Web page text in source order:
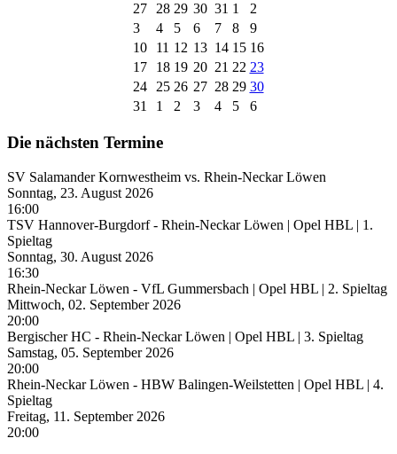
27
28 29 30 31 1
2
3
4 5 6 7 8
9
10
11 12 13 14 15 16
17
18 19 20 21 22 23
24
25 26 27 28 29 30
31
1 2 3 4 5 6
Die nächsten Termine
SV Salamander Kornwestheim vs. Rhein-Neckar Löwen
Sonntag, 23. August 2026
16:00
TSV Hannover-Burgdorf - Rhein-Neckar Löwen | Opel HBL | 1.
Spieltag
Sonntag, 30. August 2026
16:30
Rhein-Neckar Löwen - VfL Gummersbach | Opel HBL | 2. Spieltag
Mittwoch, 02. September 2026
20:00
Bergischer HC - Rhein-Neckar Löwen | Opel HBL | 3. Spieltag
Samstag, 05. September 2026
20:00
Rhein-Neckar Löwen - HBW Balingen-Weilstetten | Opel HBL | 4.
Spieltag
Freitag, 11. September 2026
20:00